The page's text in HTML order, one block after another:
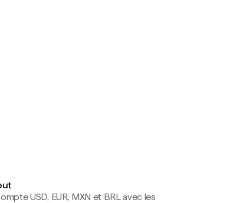
USD, EUR, MXN et BRL avec les